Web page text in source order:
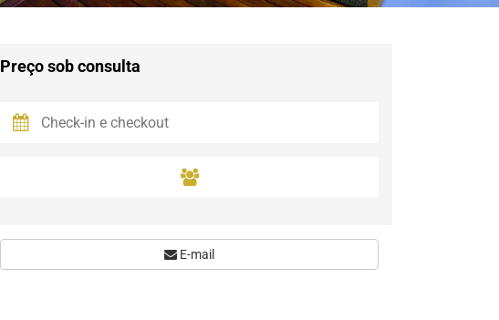
Preço sob consulta
E-mail